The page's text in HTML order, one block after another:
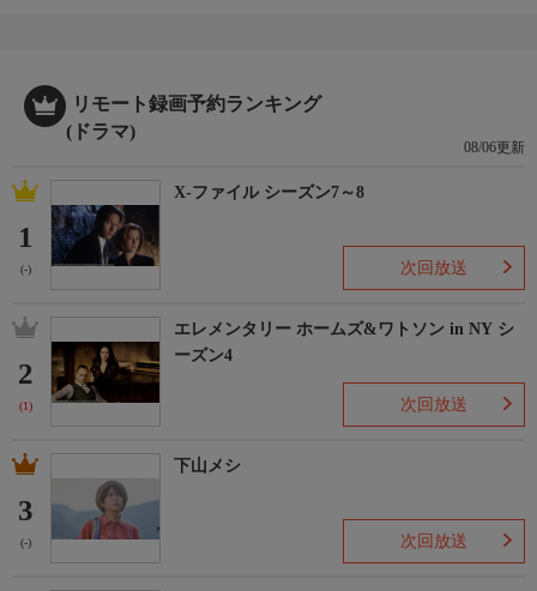
リモート録画予約ランキング
(ドラマ)
08/06更新
1
(-)
X-ファイル シーズン7～8
次回放送
2
(1)
エレメンタリー ホームズ&ワトソン in NY シ
ーズン4
次回放送
3
(-)
下山メシ
次回放送